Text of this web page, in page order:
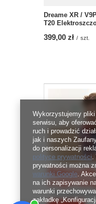
Dreame XR /
T20
399,00 zł / szt.
Wykorzystujemy pliki
serwisu, aby
ruch i prowadzić
jak i naszych
do personalizacji
polityce prywatności.
prywatności można
warunki Google.
na ich zapisywanie
warunki
zakładkę